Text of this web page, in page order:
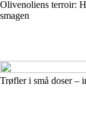
Olivenoliens terroir:
smagen
Trøfler i små doser –